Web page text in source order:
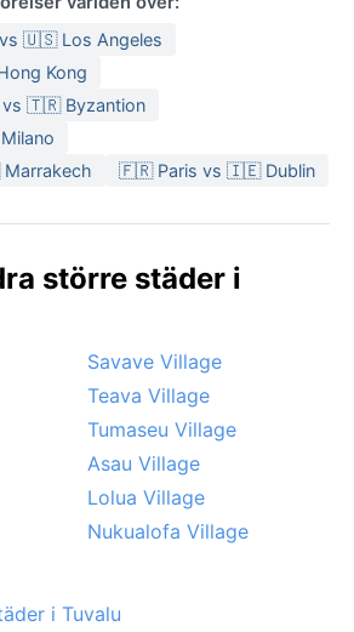
🇺🇸 Los Angeles
Kong
🇹🇷 Byzantion
🇫🇷 Paris vs 🇮🇪 Dublin
större städer i
Savave Village
Teava Village
Tumaseu Village
Asau Village
Lolua Village
Nukualofa Village
i Tuvalu